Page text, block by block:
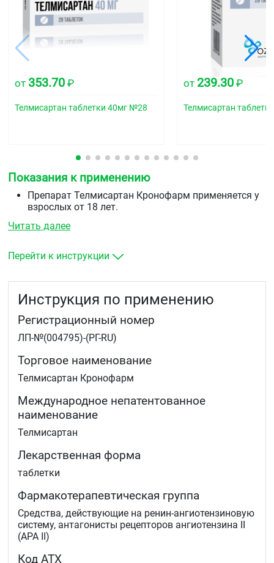
от 353.70 ₽
Телмисартан таблетки 40мг №28
от 239.30 ₽
Телмисартан
Показания к применению
Препарат Телмисартан Кронофарм применяется у
взрослых от 18 лет.
Лечение артериальной гипертензии у взрослых
Профилактика сердечно-сосудистых заболеваний
(ишемическая болезнь сердца, инсульт или
или сахарным диабетом 2 типа с подтверждённым
поражением органов-мишеней.
Читать далее
Перейти к инструкции
Инструкция по применению
Регистрационный номер
ЛП-№(004795)-(РГ-RU)
Торговое наименование
Телмисартан Кронофарм
Международное непатентованное
наименование
Телмисартан
Лекарственная форма
таблетки
Фармакотерапевтическая группа
Средства, действующие на ренин-ангиотензиновую
систему, антагонисты рецепторов ангиотензина II
(APA II)
Код АТХ